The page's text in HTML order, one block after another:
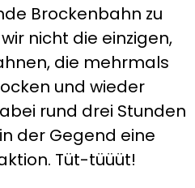
Brockenbahn zu
nicht die einzigen,
die mehrmals
und wieder
rund drei Stunden
der Gegend eine
Tüt-tüüüt!